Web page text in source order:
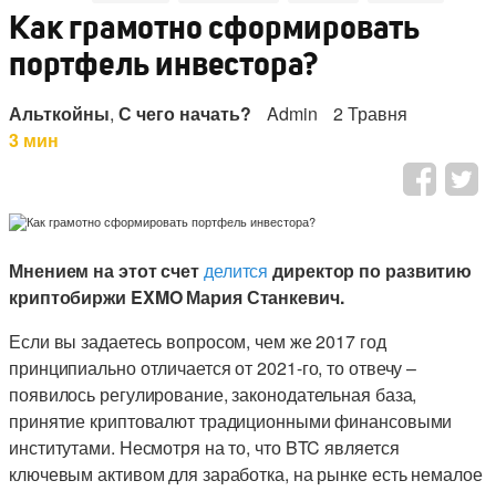
Как грамотно сформировать
портфель инвестора?
Альткойны, С чего начать? Admin
2 Травня
3 мин
Мнением на этот счетделится директор по развитию
криптобиржи EXMO Мария Станкевич.
Если вы задаетесь вопросом, чем же 2017 год
принципиально отличается от 2021-го, то отвечу –
появилось регулирование, законодательная база,
принятие криптовалют традиционными финансовыми
институтами. Несмотря на то, что BTC является
ключевым активом для заработка, на рынке есть немалое